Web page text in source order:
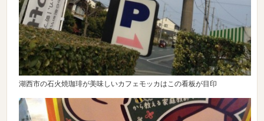
湖西市の石火焼珈琲が美味しいカフェモッカはこの看板が目印